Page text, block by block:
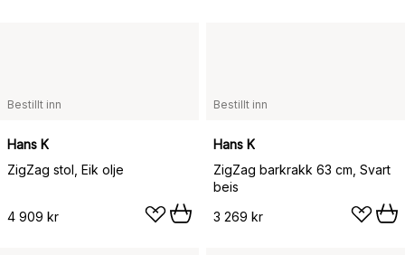
Bestillt inn
Hans K
ZigZag stol, Eik olje
4 909 kr
Bestillt inn
Hans K
ZigZag barkrakk 63 cm, Svart
beis
3 269 kr